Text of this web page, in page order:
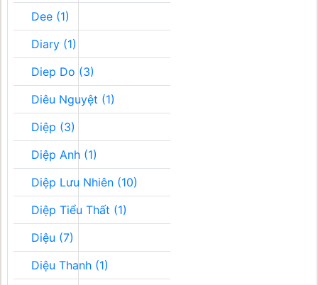
Dee (1)
Diary (1)
Diep Do (3)
Diêu Nguyệt (1)
Diệp (3)
Diệp Anh (1)
Diệp Lưu Nhiên (10)
Diệp Tiểu Thất (1)
Diệu (7)
Diệu Thanh (1)